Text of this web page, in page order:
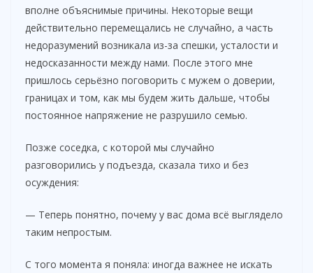
вполне объяснимые причины. Некоторые вещи
действительно перемещались не случайно, а часть
недоразумений возникала из-за спешки, усталости и
недосказанности между нами. После этого мне
пришлось серьёзно поговорить с мужем о доверии,
границах и том, как мы будем жить дальше, чтобы
постоянное напряжение не разрушило семью.
Позже соседка, с которой мы случайно
разговорились у подъезда, сказала тихо и без
осуждения:
— Теперь понятно, почему у вас дома всё выглядело
таким непростым.
С того момента я поняла: иногда важнее не искать